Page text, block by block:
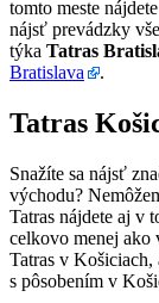
tomto meste
nájsť prevádzky
týka Tatras
Bratislava
.
Tatras
Snažíte sa nájsť
východu?
Tatras nájdete aj v
celkovo menej ako
Tatras v Košiciach,
s pôsobením v